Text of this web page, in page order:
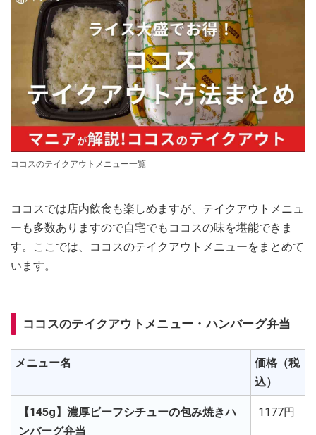
ココスのテイクアウトメニュー一覧
ココスでは店内飲食も楽しめますが、テイクアウトメニュ
ーも多数ありますので自宅でもココスの味を堪能できま
す。ここでは、ココスのテイクアウトメニューをまとめて
います。
ココスのテイクアウトメニュー・ハンバーグ弁当
メニュー名
価格（税
込）
【145g】濃厚ビーフシチューの包み焼きハ
ンバーグ弁当
1177円